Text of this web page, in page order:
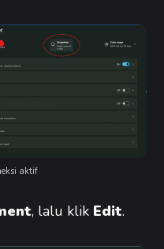
aktif
, lalu klik Edit.​